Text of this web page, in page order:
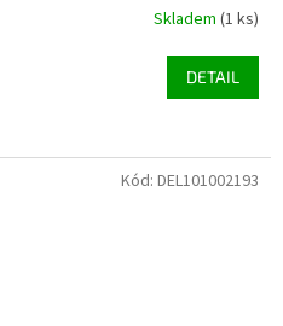
Skladem (1 ks)
DETAIL
Kód: DEL101002193